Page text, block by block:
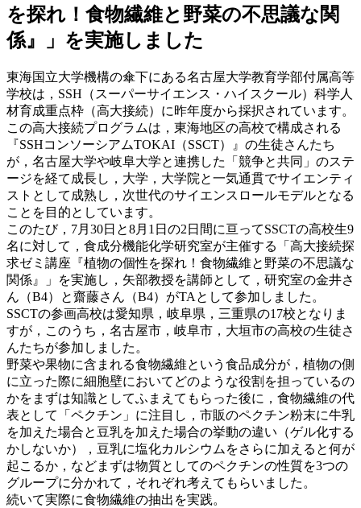
を探れ！食物繊維と野菜の不思議な関
係』」を実施しました
東海国立大学機構の傘下にある名古屋大学教育学部付属高等
学校は，SSH（スーパーサイエンス・ハイスクール）科学人
材育成重点枠（高大接続）に昨年度から採択されています。
この高大接続プログラムは，東海地区の高校で構成される
『SSHコンソーシアムTOKAI（SSCT）』の生徒さんたち
が，名古屋大学や岐阜大学と連携した「競争と共同」のステ
ージを経て成長し，大学，大学院と一気通貫でサイエンティ
ストとして成熟し，次世代のサイエンスロールモデルとなる
ことを目的としています。
このたび，7月30日と8月1日の2日間に亘ってSSCTの高校生9
名に対して，食成分機能化学研究室が主催する「高大接続探
求ゼミ講座『植物の個性を探れ！食物繊維と野菜の不思議な
関係』」を実施し，矢部教授を講師として，研究室の金井さ
ん（B4）と齋藤さん（B4）がTAとして参加しました。
SSCTの参画高校は愛知県，岐阜県，三重県の17校となりま
すが，このうち，名古屋市，岐阜市，大垣市の高校の生徒さ
んたちが参加しました。
野菜や果物に含まれる食物繊維という食品成分が，植物の側
に立った際に細胞壁においてどのような役割を担っているの
かをまずは知識としてふまえてもらった後に，食物繊維の代
表として「ペクチン」に注目し，市販のペクチン粉末に牛乳
を加えた場合と豆乳を加えた場合の挙動の違い（ゲル化する
かしないか），豆乳に塩化カルシウムをさらに加えると何が
起こるか，などまずは物質としてのペクチンの性質を3つの
グループに分かれて，それぞれ考えてもらいました。
続いて実際に食物繊維の抽出を実践。